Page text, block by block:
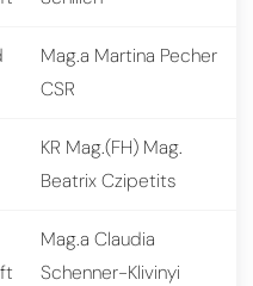
Mag.a Martina Pecher
CSR
KR Mag.(FH) Mag.
Beatrix Czipetits
Mag.a Claudia
Schenner-Klivinyi